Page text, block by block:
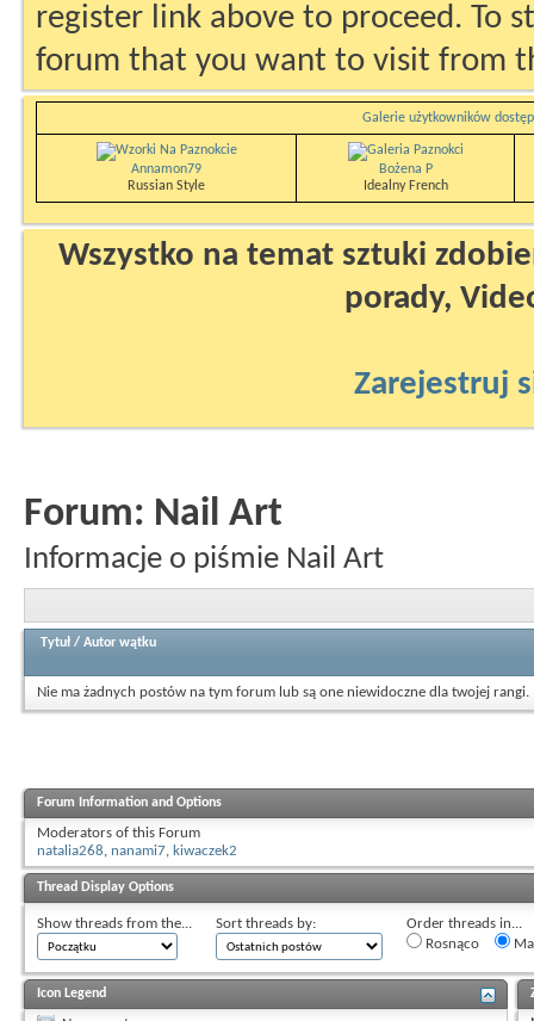
register link above to proceed. To
forum that you want to visit from
Galerie użytkowników
Annamon79
Russian Style
Bożena P
Idealny French
Wszystko na temat sztuki
porady,
Zarejestruj
Forum: Nail Art
Informacje o piśmie Nail Art
Tytuł / Autor wątku
Nie ma żadnych postów na tym forum lub są one niewidoczne dla twojej rangi.
Forum Information and Options
Moderators of this Forum
natalia268, nanami7, kiwaczek2
Thread Display Options
Show threads from the... Sort threads by:
Order threads in...
Rosnąco
Icon Legend